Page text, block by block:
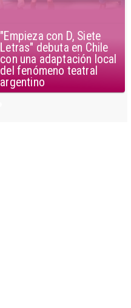
"Empieza con D, Siete
Letras" debuta en Chile
con una adaptación local
del fenómeno teatral
argentino